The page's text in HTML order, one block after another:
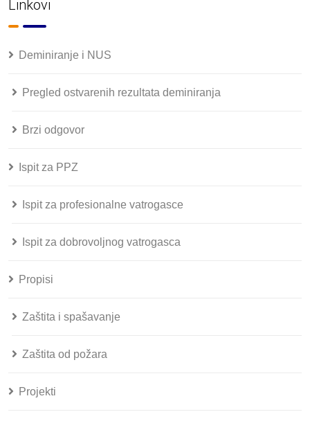
Linkovi
Deminiranje i NUS
Pregled ostvarenih rezultata deminiranja
Brzi odgovor
Ispit za PPZ
Ispit za profesionalne vatrogasce
Ispit za dobrovoljnog vatrogasca
Propisi
Zaštita i spašavanje
Zaštita od požara
Projekti